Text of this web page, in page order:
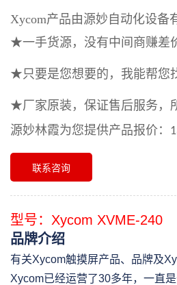
Xycom产品由源妙自动化设备
★一手货源，没有中间商赚差
★只要是您想要的，我能帮您
★厂家原装，保证售后服务，
源妙林霞为您提供产品报价：
联系咨询
型号：Xycom XVME-240
品牌介绍
有关Xycom触摸屏产品、品牌及
Xycom已经运营了30多年，一直